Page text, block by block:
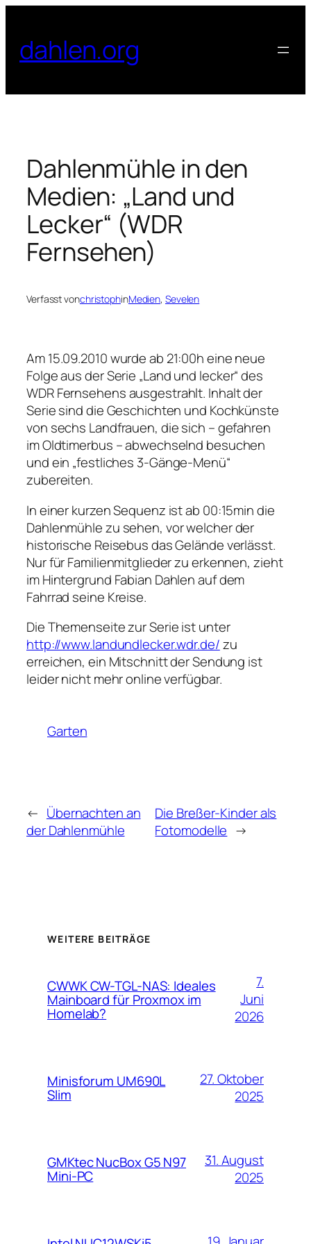
springen
dahlen.org
Dahlenmühle in den
Medien: „Land und
Lecker“ (WDR
Fernsehen)
Verfasst vonchristophinMedien, Sevelen
Am 15.09.2010 wurde ab 21:00h eine neue
Folge aus der Serie Land und lecker des
WDR Fernsehens ausgestrahlt. Inhalt der
Serie sind die Geschichten und Kochkünste
von sechs Landfrauen, die sich – gefahren
im Oldtimerbus – abwechselnd besuchen
und ein festliches 3-Gänge-Menü
zubereiten.
In einer kurzen Sequenz ist ab 00:15min die
Dahlenmühle zu sehen, vor welcher der
historische Reisebus das Gelände verlässt.
Nur für Familienmitglieder zu erkennen, zieht
im Hintergrund Fabian Dahlen auf dem
Fahrrad seine Kreise.
Die Themenseite zur Serie ist unter
http://www.landundlecker.wdr.de/zu
erreichen, ein Mitschnitt der Sendung ist
leider nicht mehr online verfügbar.
Garten
← Übernachten an
der Dahlenmühle
Die Breßer-Kinder als
Fotomodelle →
WEITERE BEITRÄGE
CWWK CW-TGL-NAS: Ideales
Mainboard für Proxmox im
Homelab?
7.
Juni
2026
Minisforum UM690L
Slim
27. Oktober
2025
GMKtec NucBox G5 N97
Mini-PC
31. August
2025